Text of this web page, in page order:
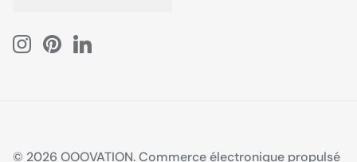
© 2026 OOOVATION.Commerce électronique propulsé